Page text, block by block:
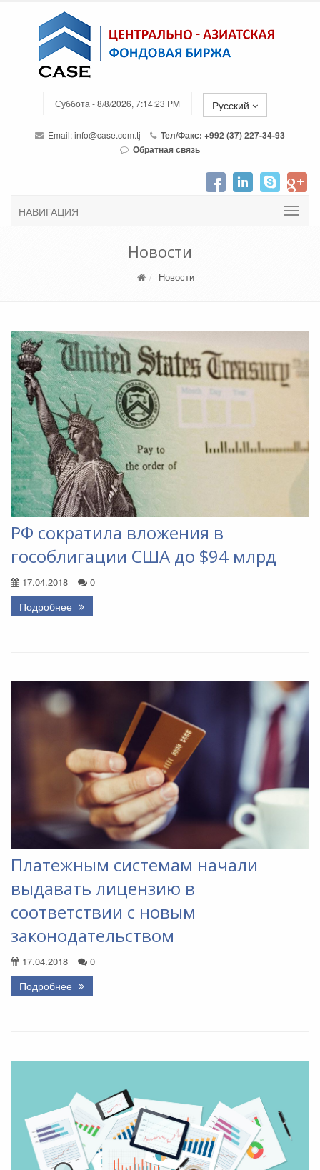
Суббота - 8/8/2026, 7:14:23 PM Русский
Email:info@case.com.tj
Тел/Факс: +992 (37) 227-34-93
Обратная связь
НАВИГАЦИЯ
Новости
Новости
РФ сократила вложения в
гособлигации США до $94 млрд
17.04.2018 0
Подробнее
Платежным системам начали
выдавать лицензию в
соответствии с новым
законодательством
17.04.2018 0
Подробнее